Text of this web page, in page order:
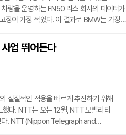
량을 운영하는 FN50 리스 회사의 데이터가
장이 가장 적었다. 이 결과로 BMW는 가장
BMW는 2023년 토요타에게 잠시 1위
데 성공했다.한편, 기아는 올해 조사에서
있는 브랜드 순위에서 다섯 번째로
업 뛰어든다
실질적인 적용을 빠르게 추진하기 위해
다. NTT는 오는 12월, NTT 모빌리티
다. NTT(Nippon Telegraph and